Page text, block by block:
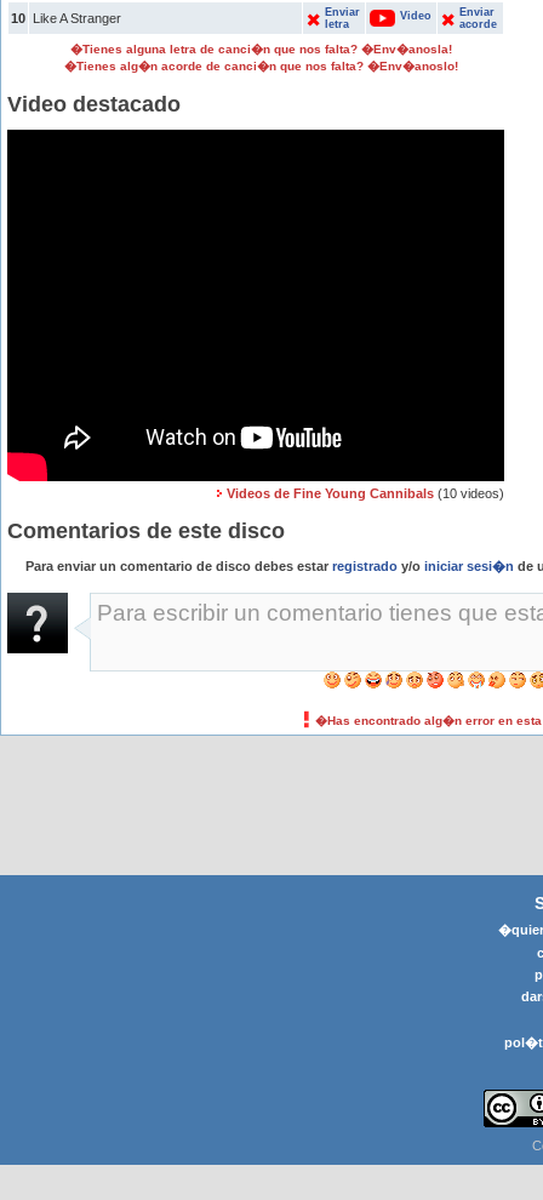
10 Like A Stranger
Enviar
letra
Video
Enviar
acorde
�Tienes alguna letra de canci�n que nos falta? �Env�anosla!
�Tienes alg�n acorde de canci�n que nos falta? �Env�anoslo!
Video destacado
Videos de Fine Young Cannibals (10 videos)
Comentarios de este disco
Para enviar un comentario de disco debes estar registrado y/o iniciar sesi�n de
�Has encontrado alg�n error en